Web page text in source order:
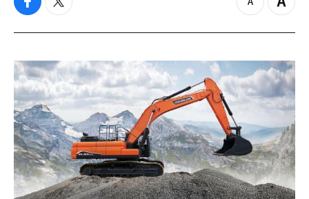
f
c
b
o
o
k
t
i
t
e
r
z
o
o
u
t
Z
o
i
n